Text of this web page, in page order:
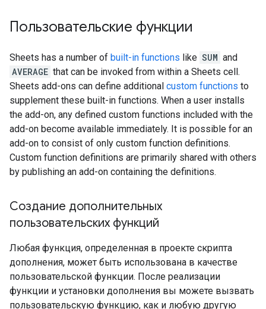
Пользовательские функции
Sheets has a number of built-in functions like SUM and
AVERAGE that can be invoked from within a Sheets cell.
Sheets add-ons can define additional custom functions to
supplement these built-in functions. When a user installs
the add-on, any defined custom functions included with the
add-on become available immediately. It is possible for an
add-on to consist of only custom function definitions.
Custom function definitions are primarily shared with others
by publishing an add-on containing the definitions.
Создание дополнительных
пользовательских функций
Любая функция, определенная в проекте скрипта
дополнения, может быть использована в качестве
пользовательской функции. После реализации
функции и установки дополнения вы можете вызвать
пользовательскую функцию, как и любую другую